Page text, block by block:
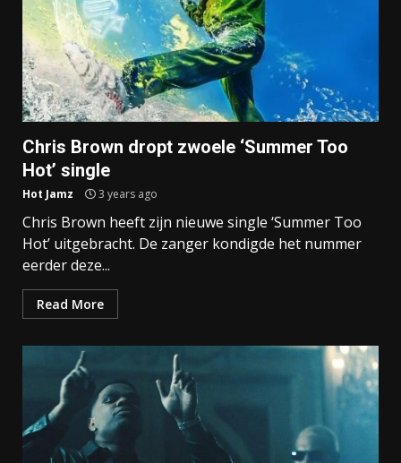
Chris Brown dropt zwoele ‘Summer Too
Hot’ single
Hot Jamz 3 years ago
Chris Brown heeft zijn nieuwe single ‘Summer Too
Hot’ uitgebracht. De zanger kondigde het nummer
eerder deze...
Read More